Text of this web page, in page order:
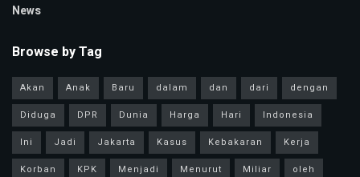
News
Browse by Tag
Akan Anak Baru dalam dan dari
dengan
Diduga
DPR Dunia Harga Hari
Indonesia
Ini
Jadi Jakarta Kasus Kebakaran
Kerja
Korban
KPK Menjadi Menurut Miliar
oleh